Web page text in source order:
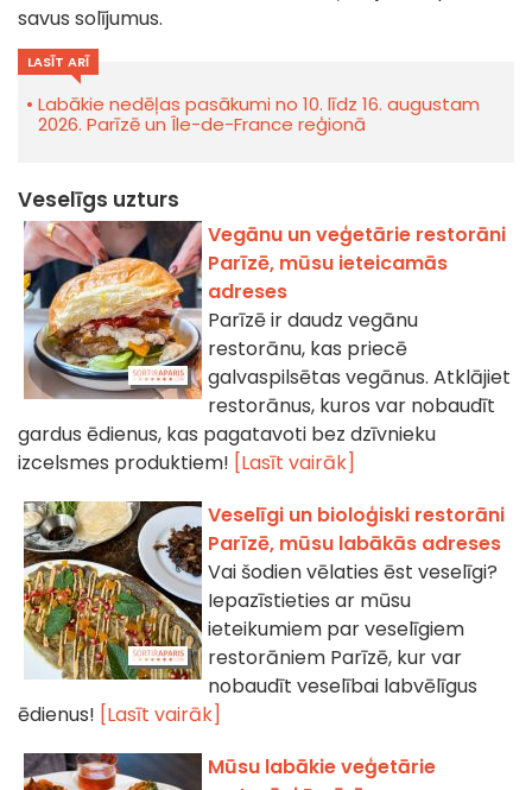
savus solījumus.
LASĪT ARĪ
Labākie nedēļas pasākumi no 10. līdz 16. augustam
2026. Parīzē un Île-de-France reģionā
Veselīgs uzturs
Vegānu un veģetārie restorāni
Parīzē, mūsu ieteicamās
adreses
Parīzē ir daudz vegānu
restorānu, kas priecē
galvaspilsētas vegānus. Atklājiet
restorānus, kuros var nobaudīt
gardus ēdienus, kas pagatavoti bez dzīvnieku
izcelsmes produktiem! [Lasīt vairāk]
Veselīgi un bioloģiski restorāni
Parīzē, mūsu labākās adreses
Vai šodien vēlaties ēst veselīgi?
Iepazīstieties ar mūsu
ieteikumiem par veselīgiem
restorāniem Parīzē, kur var
nobaudīt veselībai labvēlīgus
ēdienus! [Lasīt vairāk]
Mūsu labākie veģetārie